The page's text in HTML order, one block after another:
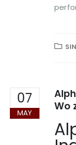
07
MAY
Wo